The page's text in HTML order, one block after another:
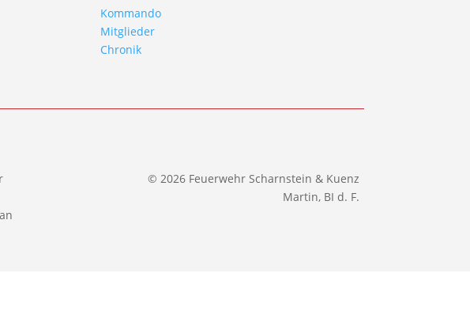
Kommando
Mitglieder
Chronik
© 2026 Feuerwehr Scharnstein & Kuenz
Martin, BI d. F.